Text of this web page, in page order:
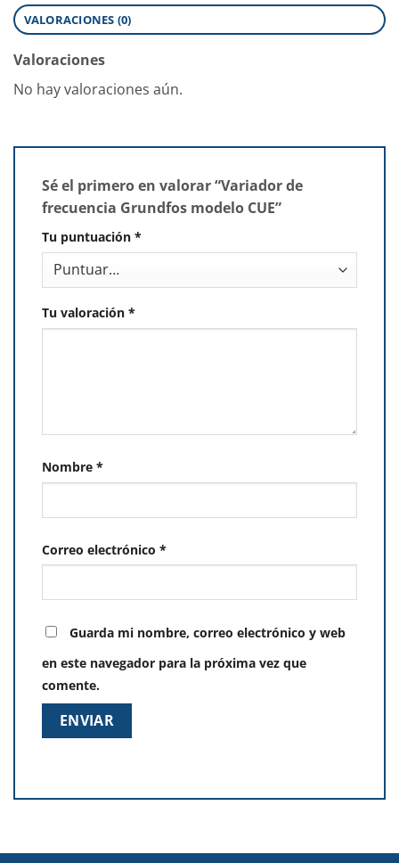
VALORACIONES (0)
Valoraciones
No hay valoraciones aún.
Sé el primero en valorar “Variador de
frecuencia Grundfos modelo CUE”
Tu puntuación *
Tu valoración *
Nombre *
Correo electrónico *
Guarda mi nombre, correo electrónico y web
en este navegador para la próxima vez que
comente.